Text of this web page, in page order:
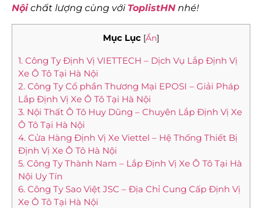
Nộichất lượng cùng với ToplistHN nhé!
Mục Lục [Ẩn]
1. Công Ty Định Vị VIETTECH – Dịch Vụ Lắp Định Vị
Xe Ô Tô Tại Hà Nội
2. Công Ty Cổ phần Thương Mại EPOSI – Giải Pháp
Lắp Định Vị Xe Ô Tô Tại Hà Nội
3. Nội Thất Ô Tô Huy Dũng – Chuyên Lắp Định Vị Xe
Ô Tô Tại Hà Nội
4. Cửa Hàng Định Vị Xe Viettel – Hệ Thống Thiết Bị
Định Vị Xe Ô Tô Hà Nội
5. Công Ty Thành Nam – Lắp Định Vị Xe Ô Tô Tại Hà
Nội Uy Tín
6. Công Ty Sao Việt JSC – Địa Chỉ Cung Cấp Định Vị
Xe Ô Tô Tại Hà Nội